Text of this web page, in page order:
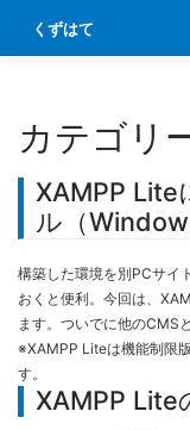
content
くずはて
カテゴリ
XAMPP
ル（
構築した環境を別PCサイ
おくと便利。今回は、
ます。ついでに他のCMS
※XAMPP Liteは機能制限
す。
XAMPP Lite